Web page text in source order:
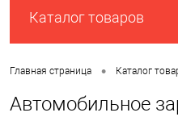
Каталог товаров
Главная страница • Каталог
Автомобильное